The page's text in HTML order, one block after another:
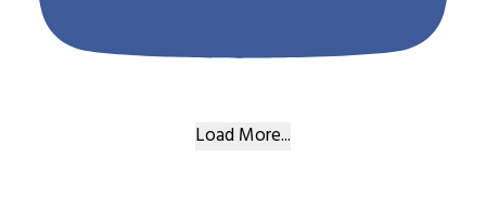
Load More...